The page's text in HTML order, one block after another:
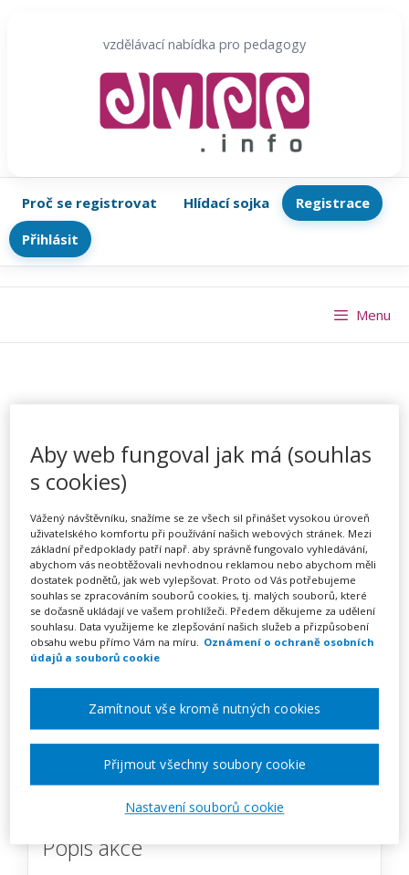
vzdělávací nabídka pro pedagogy
Proč se registrovat Hlídací sojka
Registrace
Přihlásit
Zřetel, s.r.o.
TERMÍN
20. 11. 2026
MÍSTO
Moravskoslezský
CENA
2150 Kč
Zobrazit akci na webu pořadatele
Popis akce
Menu
Aby web fungoval jak má (souhlas
s cookies)
Vážený návštěvníku, snažíme se ze všech sil přinášet vysokou úroveň
uživatelského komfortu při používání našich webových stránek. Mezi
základní předpoklady patří např. aby správně fungovalo vyhledávání,
abychom vás neobtěžovali nevhodnou reklamou nebo abychom měli
dostatek podnětů, jak web vylepšovat. Proto od Vás potřebujeme
souhlas se zpracováním souborů cookies, tj. malých souborů, které
se dočasně ukládají ve vašem prohlížeči. Předem děkujeme za udělení
souhlasu. Data využijeme ke zlepšování našich služeb a přizpůsobení
obsahu webu přímo Vám na míru.
Oznámení o ochraně osobních
údajů a souborů cookie
Nastavení souborů cookie
Zamítnout vše kromě nutných cookies
Přijmout všechny soubory cookie